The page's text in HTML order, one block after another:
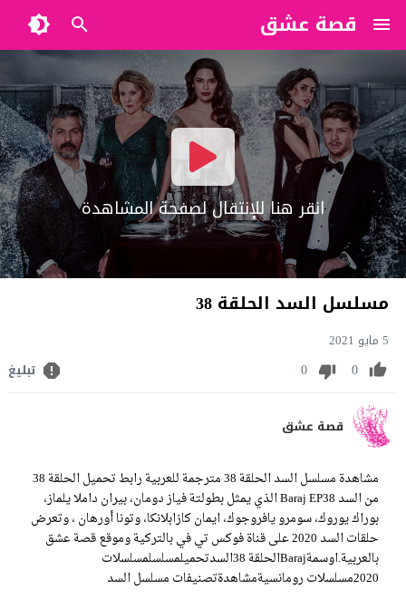
قصة عشق
?>
انقر هنا للإنتقال لصفحة المشاهدة
مسلسل السد الحلقة 38
5 مايو 2021
0
0 تبليغ
قصة عشق
مشاهدة مسلسل السد الحلقة 38 مترجمة للعربية رابط تحميل الحلقة 38
من السد Baraj EP38 الذي يمثل بطولتة فياز دومان، بيران داملا يلماز،
بوراك يوروك، سومرو يافروجوك، ايمان كازابلانكا، وتونا أورهان ، وتعرض
حلقات السد 2020 على قناة فوكس تي في بالتركية وموقع قصة عشق
بالعربية.اوسمةBarajالحلقة 38السدتحميلمسلسلمسلسلات
2020مسلسلات رومانسيةمشاهدةتصنيفات مسلسل السد